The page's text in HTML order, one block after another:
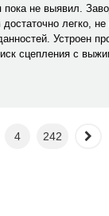
не выявил.
легко, не
Устроен
сцепления с
4 242